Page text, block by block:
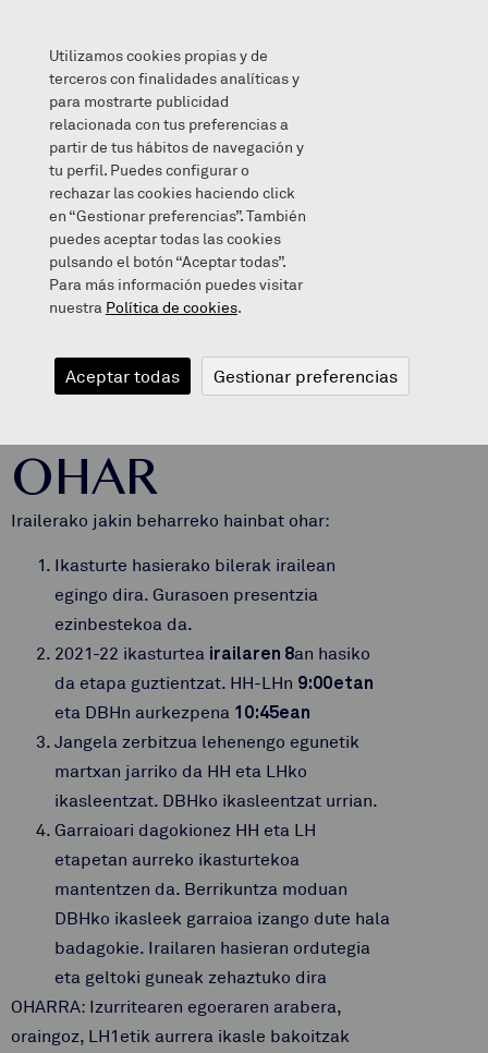
IRAILERAKO HAINBAT OHAR
2021/07/14
IRAILERAKO
HAINBAT
OHAR
Irailerako jakin beharreko hainbat ohar:
Ikasturte hasierako bilerak irailean
egingo dira. Gurasoen presentzia
ezinbestekoa da.
2021-22 ikasturtea irailaren 8an hasiko
da etapa guztientzat. HH-LHn 9:00etan
eta DBHn aurkezpena 10:45ean
Jangela zerbitzua lehenengo egunetik
martxan jarriko da HH eta LHko
ikasleentzat. DBHko ikasleentzat urrian.
Garraioari dagokionez HH eta LH
etapetan aurreko ikasturtekoa
mantentzen da. Berrikuntza moduan
DBHko ikasleek garraioa izango dute hala
badagokie. Irailaren hasieran ordutegia
eta geltoki guneak zehaztuko dira
OHARRA: Izurritearen egoeraren arabera,
oraingoz, LH1etik aurrera ikasle bakoitzak
Utilizamos cookies propias y de
terceros con finalidades analíticas y
para mostrarte publicidad
relacionada con tus preferencias a
partir de tus hábitos de navegación y
tu perfil. Puedes configurar o
rechazar las cookies haciendo click
en “Gestionar preferencias”. También
puedes aceptar todas las cookies
pulsando el botón “Aceptar todas”.
Para más información puedes visitar
nuestra Política de cookies.
Aceptar todas Gestionar preferencias